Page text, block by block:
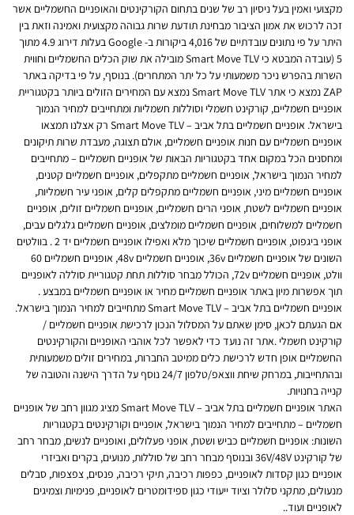
מקצועי ואמין בעל ניסיון רב של שנים בתחום הקורקינטים והאופניים החשמליים אשר
זכה לרכוש את אמון הציבור מבחינת תודעת שרות גבוהה מקצועית ואמינה וזאת בין
היתר על פי נתונים עובדתיים של 4,016 ביקורות ב- Google בעלות דירוג 4.9 מתוך
5 (עובדה המבטא כי Smart Move TLV מובילה את שוק הכלים החשמליים וחווית
השרות בהפרש ניכר משמעותי על כל יתר המתחרים). בנוסף, על פי בדיקה באתר
ZAP נמצא כי אתר Smart Move TLV נמצא עם המחירים הזולים ביותר בקטגוריית
אופניים חשמליים, קורקינט חשמלי וסוללות חשמליות ומתחייבים למחיר הנמוך
בישראל. אופניים חשמליים בתל אביב – Smart Move TLV רק אצלנו תמצאו
אופניים חשמליים עם חנות אופניים חשמליים, אולם תצוגה, מעבדת שרות תיקונים
ומחסנים הכל במקום אחד בקטגוריות הבאות של אופניים חשמליים – מתחייבים
למחיר הנמוך בישראל, אופניים חשמליים מתקפלים, אופניים חשמליים קטנים,
אופניים חשמליים מיני, אופניים חשמליים מתקפלים קלים, אופני עיר חשמליות,
אופניים חשמליים לשטח, אופני הרים חשמליים, אופניים חשמליים זולים, אופניים
חשמליים למשלוחים, אופניים חשמליים מומלצים, אופניים חשמליים גלגלים עבים,
אופני ביגפוט, אופניים חשמליים שיכוך מלא ואפילו אופניים חשמליים יד 2 . בוולטים
השונים של אופניים חשמליים 36v, אופניים חשמליים 48v, אופניים חשמליים 60
וולט, אופניים חשמליים 72v, הכולל מבחר סוללות תחת קטגוריית סוללה לאופניים
תוך אפשרות מיון באתר אופניים חשמליים מחיר או אופניים חשמליים במבצע .
אופניים חשמליים בתל אביב – Smart Move TLV מתחייבים למחיר הנמוך בישראל.
אם הגעתם לכאן, סימן שאתם על המסלול הנכון לרכישת אופניים חשמליים /
קורקינט חשמלי .אתר זה נועד כדי לאפשר לכל אוהבי האופניים והקורקינטים
החשמליים אופן חדש לרכישת כלים ממיטב החברות, במחירים זולים משמעותית
ובהתחייבות, במרחק שיחת ווצאפ/טלפון 24/7 נוסף על הדרך הישנה והטובה של
קנייה בחנויות.
האתר אופניים חשמליים בתל אביב – Smart Move TLV מציג מגוון רחב של אופניים
חשמליים – מתחייבים למחיר הנמוך בישראל, אופניים וקורקינטים בקטגוריות
השונות: אופניים חשמליים כביש ושטח, אופני פעלולים, ואופניים לנשים, מבחר רחב
של קורקינט 36V/48V ובנוסף מבחר רחב של סוללות, מנועים, בקרים ואביזרי
אופניים כגון קסדות לאופניים, כפפות רכיבה, תיקי רכיבה, פנסים, צפצפות, סבלים
מנעולים, מתקני סלולר וציוד ייעודי כגון ספידומטרים לאופניים, פנימיות וצמיגים
לאופניים ועוד..